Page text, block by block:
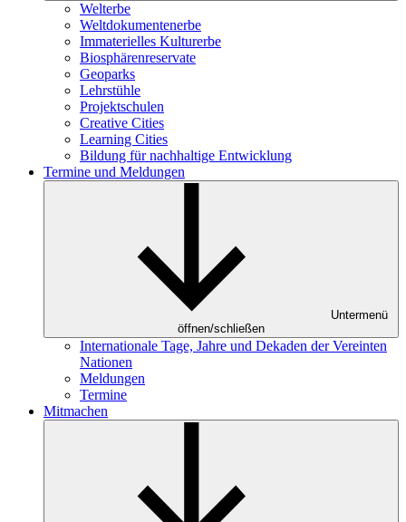
Welterbe
Weltdokumentenerbe
Immaterielles Kulturerbe
Biosphärenreservate
Geoparks
Lehrstühle
Projektschulen
Creative Cities
Learning Cities
Bildung für nachhaltige Entwicklung
Termine und Meldungen
Untermenü
öffnen/schließen
Internationale Tage, Jahre und Dekaden der Vereinten
Nationen
Meldungen
Termine
Mitmachen